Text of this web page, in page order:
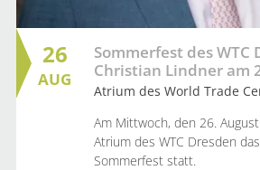
26
AUG
Sommerfest des WTC
Christian Lindner am
Atrium des World Trade
Am Mittwoch, den 26.
Atrium des WTC Dresden
Sommerfest statt.